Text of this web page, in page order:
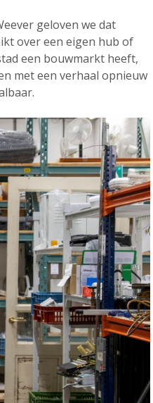
geloven we dat
over een eigen hub of
een bouwmarkt heeft,
met een verhaal opnieuw